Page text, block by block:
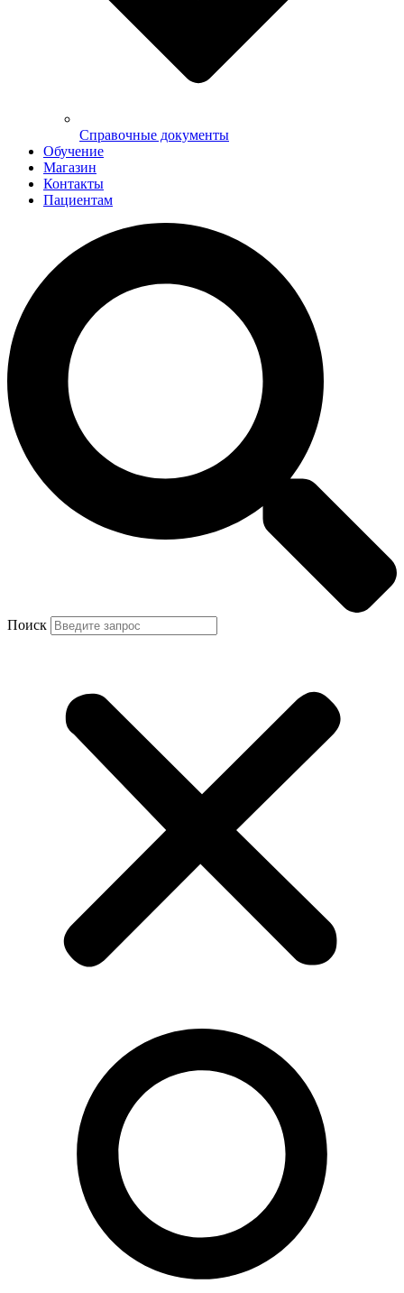
Справочные документы
Обучение
Магазин
Контакты
Пациентам
Поиск